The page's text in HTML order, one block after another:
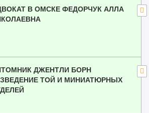
В ОМСКЕ ФЕДОРЧУК АЛЛА
ДЖЕНТЛИ БОРН
ТОЙ И МИНИАТЮРНЫХ